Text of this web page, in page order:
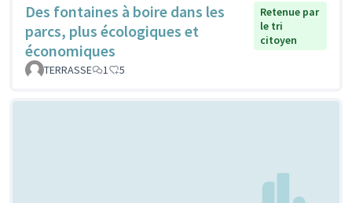
Des fontaines à boire dans les
parcs, plus écologiques et
économiques
Retenue par
le tri
citoyen
TERRASSE 1 5